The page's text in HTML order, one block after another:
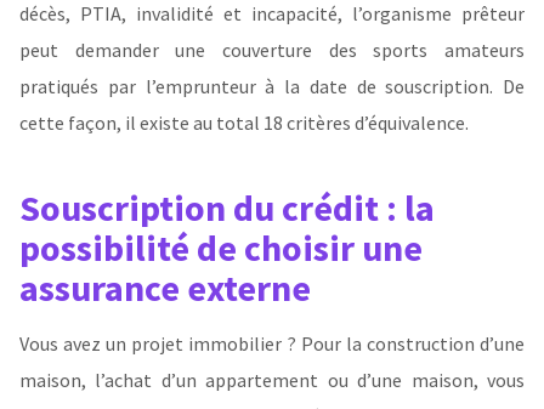
décès, PTIA, invalidité et incapacité, l’organisme prêteur
peut demander une couverture des sports amateurs
pratiqués par l’emprunteur à la date de souscription. De
cette façon, il existe au total 18 critères d’équivalence.
Souscription du crédit : la
possibilité de choisir une
assurance externe
Vous avez un projet immobilier ? Pour la construction d’une
maison, l’achat d’un appartement ou d’une maison, vous